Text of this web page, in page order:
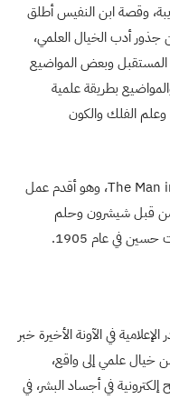
وقصة ابن النفيس أطلق
أدب الخيال العلمي،
وبعض المواضيع
بطريقة علمية
الفلك والكون
The Man، وهو أقدم عمل
قبل شيشرون وحلم
في عام 1905.
في الآونة الأخيرة خبر
خيال علمي إلى واقع،
في أجساد البشر، في